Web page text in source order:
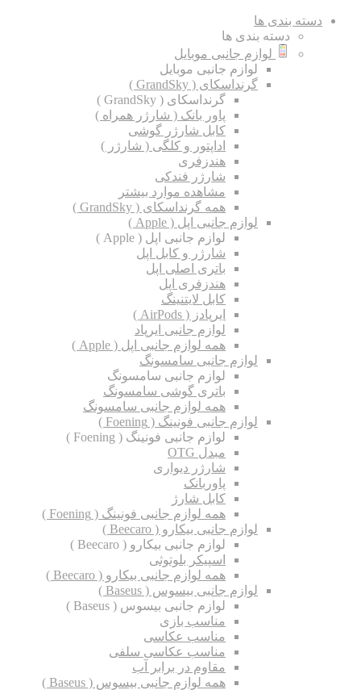
دسته بندی ها
دسته بندی ها
لوازم جانبی موبایل
لوازم جانبی موبایل
گرنداسکای ( GrandSky )
گرنداسکای ( GrandSky )
پاور بانک ( شارژر همراه )
کابل شارژر گوشی
اداپتور و کلگی ( شارژر )
هندزفری
شارژر فندکی
مشاهده موارد بیشتر
همه گرنداسکای ( GrandSky )
لوازم جانبی اپل ( Apple )
لوازم جانبی اپل ( Apple )
شارژر و کابل اپل
باتری اصلی اپل
هندزفری اپل
کابل لایتنینگ
ایرپادز ( AirPods )
لوازم جانبی ایرپاد
همه لوازم جانبی اپل ( Apple )
لوازم جانبی سامسونگ
لوازم جانبی سامسونگ
باتری گوشی سامسونگ
همه لوازم جانبی سامسونگ
لوازم جانبی فونینگ ( Foening )
لوازم جانبی فونینگ ( Foening )
مبدل OTG
شارژر دیواری
پاوربانک
کابل شارژ
همه لوازم جانبی فونینگ ( Foening )
لوازم جانبی بیکارو ( Beecaro )
لوازم جانبی بیکارو ( Beecaro )
اسپیکر بلوتوثی
همه لوازم جانبی بیکارو ( Beecaro )
لوازم جانبی بیسوس ( Baseus )
لوازم جانبی بیسوس ( Baseus )
مناسب بازی
مناسب عکاسی
مناسب عکاسی سلفی
مقاوم در برابر آب
همه لوازم جانبی بیسوس ( Baseus )